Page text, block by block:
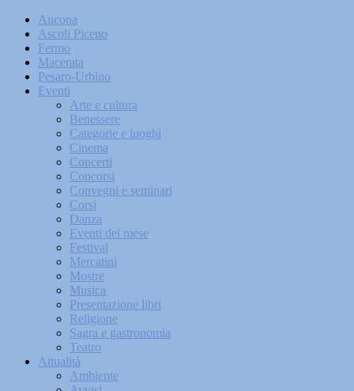
Ancona
Ascoli Piceno
Fermo
Macerata
Pesaro-Urbino
Eventi
Arte e cultura
Benessere
Categorie e luoghi
Cinema
Concerti
Concorsi
Convegni e seminari
Corsi
Danza
Eventi del mese
Festival
Mercatini
Mostre
Musica
Presentazione libri
Religione
Sagra e gastronomia
Teatro
Attualità
Ambiente